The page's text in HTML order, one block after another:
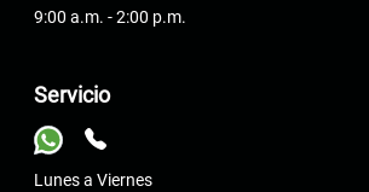
9:00 a.m. - 2:00 p.m.
Servicio
Lunes a Viernes